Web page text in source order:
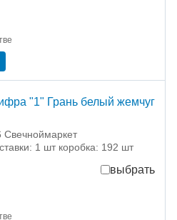
"1" Грань белый жемчуг
Свечноймаркет
1 шт коробка: 192 шт
выбрать